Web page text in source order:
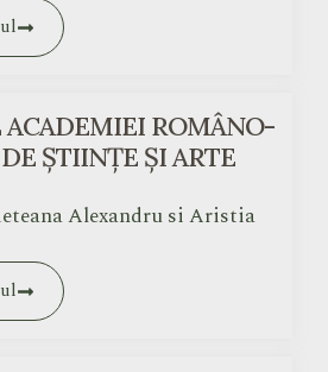
ACADEMIEI ROMÂNO-
ȘTIINȚE ȘI ARTE
Alexandru si Aristia